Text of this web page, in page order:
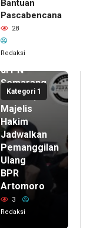
Bantuan
Pascabencana
28
Redaksi
Kategori 1
12 menit
Sidang
Perdata
di PN
Semarang
Ditunda,
Majelis
Hakim
Jadwalkan
Pemanggilan
Ulang
BPR
Artomoro
3
Redaksi
19 menit
lalu